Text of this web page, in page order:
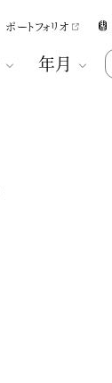
ポートフォリオ
年月